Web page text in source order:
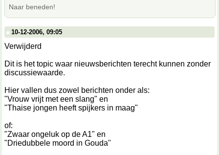
Naar beneden!
10-12-2006, 09:05
Verwijderd
Dit is het topic waar nieuwsberichten terecht kunnen zonder
discussiewaarde.
Hier vallen dus zowel berichten onder als:
"Vrouw vrijt met een slang" en
"Thaise jongen heeft spijkers in maag"
of:
"Zwaar ongeluk op de A1" en
"Driedubbele moord in Gouda"